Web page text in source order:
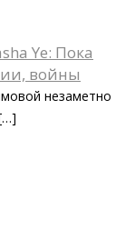
Ye: Пока
войны
незаметно